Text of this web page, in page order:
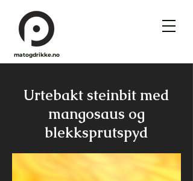
matogdrikke.no
Urtebakt steinbit med
mangosaus og
blekksprutspyd